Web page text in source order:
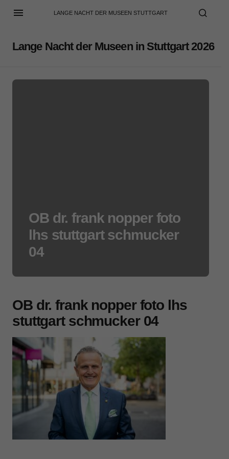
LANGE NACHT DER MUSEEN STUTTGART
Lange Nacht der Museen in Stuttgart 2026
OB dr. frank nopper foto
lhs stuttgart schmucker
04
OB dr. frank nopper foto lhs
stuttgart schmucker 04